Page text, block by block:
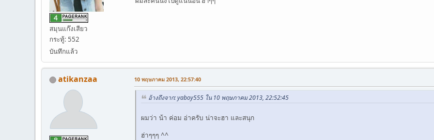
สมุนแก๊งเสียว
กระทู้: 552
บันทึกแล้ว
atikanzaa 10 พฤษภาคม 2013, 22:57:40
อ้างถึงจาก: yaboy555 ใน 10 พฤษภาคม 2013, 22:52:45
ผมว่า น้า ค่อม อ่าครับ น่าจะฮา และสนุก
ฮ่าๆๆๆ ^^